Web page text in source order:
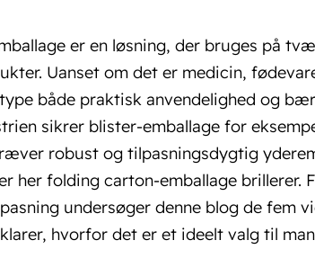
er en løsning, der bruges på
Uanset om det er medicin,
både praktisk anvendelighed og
sikrer blister-emballage for
robust og tilpasningsdygtig
her folding carton-emballage
undersøger denne blog de fem
hvorfor det er et ideelt valg til